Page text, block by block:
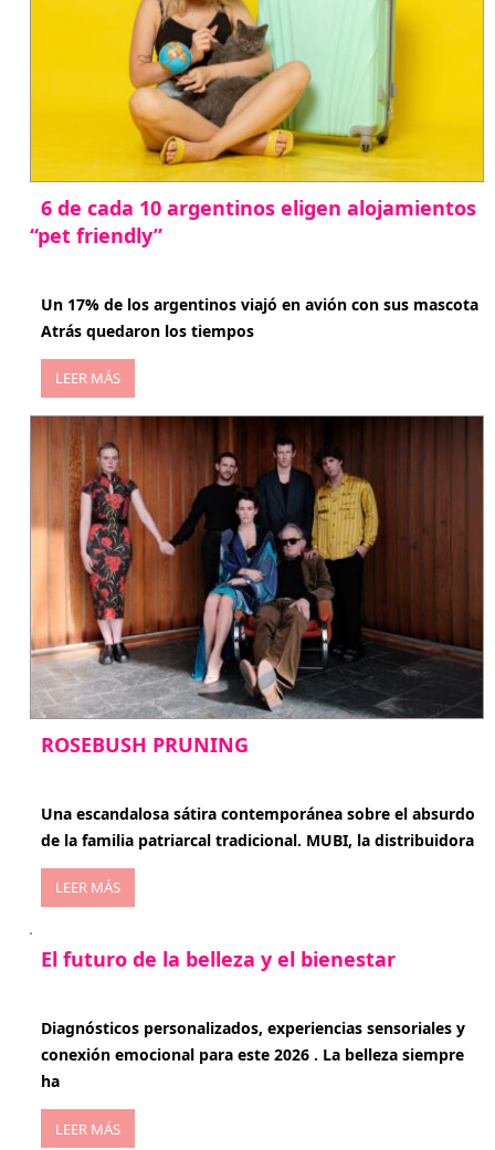
6 de cada 10 argentinos eligen alojamientos
“pet friendly”
Un 17% de los argentinos viajó en avión con sus mascota
Atrás quedaron los tiempos
LEER MÁS
ROSEBUSH PRUNING
Una escandalosa sátira contemporánea sobre el absurdo
de la familia patriarcal tradicional. MUBI, la distribuidora
LEER MÁS
El futuro de la belleza y el bienestar
Diagnósticos personalizados, experiencias sensoriales y
conexión emocional para este 2026 . La belleza siempre
ha
LEER MÁS